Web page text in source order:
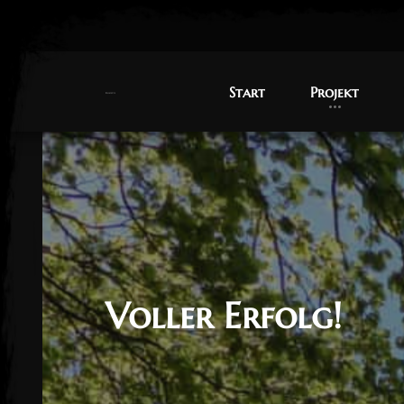
Start
Start Projekt
Projekt
Voller Erfolg!